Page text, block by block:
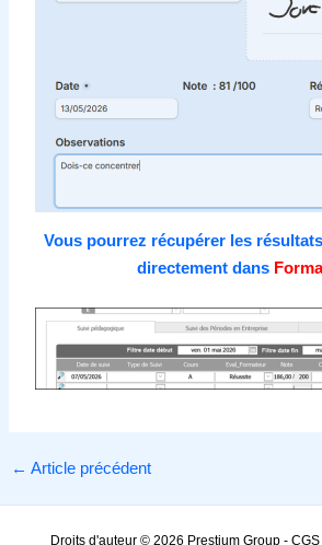
Vous pourrez récupérer les
directement dans
← Article précédent
Droits d'auteur © 2026 Prestium Group -